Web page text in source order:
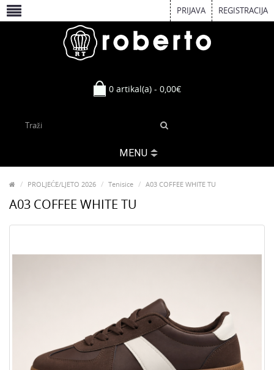
PRIJAVA REGISTRACIJA
0 artikal(a) - 0,00€
MENU
PROLJEĆE/LJETO 2026 Tenisice A03 COFFEE WHITE TU
A03 COFFEE WHITE TU